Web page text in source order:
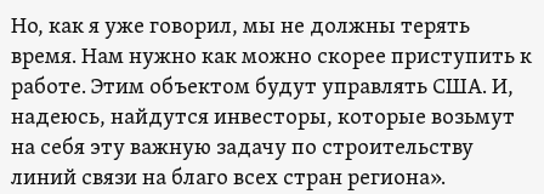
Но, как я уже говорил, мы не должны терять
время. Нам нужно как можно скорее приступить к
работе. Этим объектом будут управлять США. И,
надеюсь, найдутся инвесторы, которые возьмут
на себя эту важную задачу по строительству
линий связи на благо всех стран региона».